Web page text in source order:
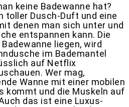
keine Badewanne hat?
toller Dusch-Duft und eine
denen man sich unter und
entspannen kann. Die
liegen, wird
im Bademantel
auf Netflix
Wer mag,
Wanne mit einer mobilen
kommt und die Muskeln auf
das ist eine Luxus-